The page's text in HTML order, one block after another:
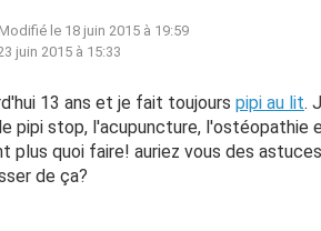
Modifié le 18 juin 2015 à 19:59
juin 2015 à 15:33
13 ans et je fait toujours pipi au lit.
pipi stop, l'acupuncture, l'ostéopathie
plus quoi faire! auriez vous des
de ça?